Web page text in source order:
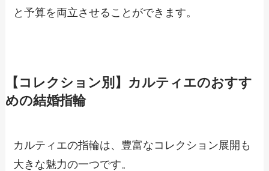
と予算を両立させることができます。
【コレクション別】カルティエのおすす
めの結婚指輪
カルティエの指輪は、豊富なコレクション展開も
大きな魅力の一つです。